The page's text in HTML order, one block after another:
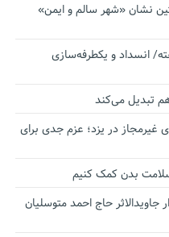
نشان «شهر سالم و ایمن»
انسداد و یکطرفه‌سازی
تبدیل می‌کند
غیرمجاز در یزد؛ عزم جدی برای
بدن کمک کنیم
حاج احمد متوسلیان